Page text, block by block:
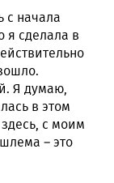
с начала
я сделала в
Я думаю,
в этом
с моим
– это